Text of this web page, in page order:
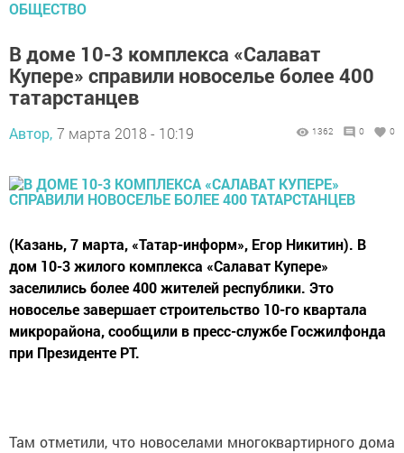
ОБЩЕСТВО
В доме 10-3 комплекса «Салават
Купере» справили новоселье более 400
татарстанцев
Автор, 7 марта 2018 - 10:19 1362 0 0
(Казань, 7 марта, «Татар-информ», Егор Никитин). В
дом 10-3 жилого комплекса «Салават Купере»
заселились более 400 жителей республики. Это
новоселье завершает строительство 10-го квартала
микрорайона, сообщили в пресс-службе Госжилфонда
при Президенте РТ.
Там отметили, что новоселами многоквартирного дома